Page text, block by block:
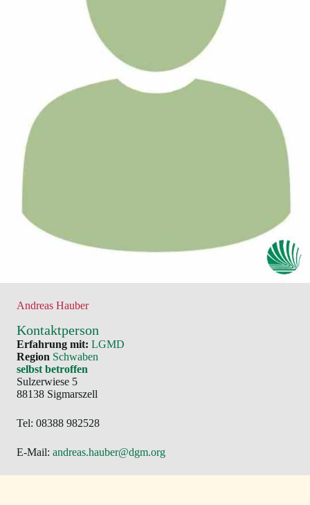
Andreas Hauber
Kontaktperson
Erfahrung mit: LGMD
Region Schwaben
selbst betroffen
Sulzerwiese 5
88138 Sigmarszell
Tel: 08388 982528
E-Mail: andreas.hauber@dgm.org